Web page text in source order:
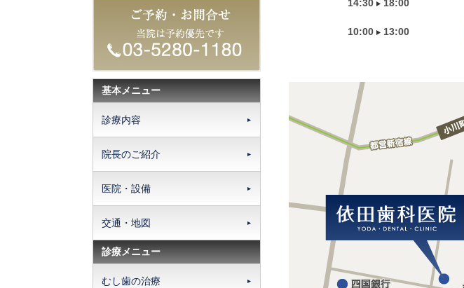
基本メニュー
診療内容
院長のご紹介
医院・設備
交通・地図
診療メニュー
むし歯の治療
14:30 18:00
10:00 13:00